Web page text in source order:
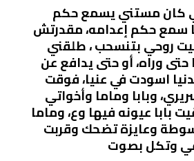
كان مستني يسمع حكم
سمع حكم إعدامه، مقدرتش
روحي بتنسحب ، طلقني
وراه، أو حتى يدافع عن
اسودت في عنيا، فوقت
وبابا وماما وأخواتي
بابا عيونه فيها وع، وماما
وعايزة تضحك وقربت
وتكل بصوت